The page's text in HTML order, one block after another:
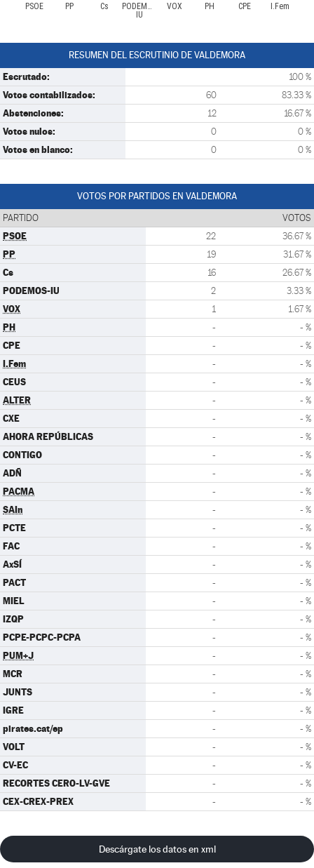
PSOE PP Cs
PODEMOS-
IU
VOX PH CPE I.Fem
RESUMEN DEL ESCRUTINIO DE VALDEMORA
Escrutado: 100 %
Votos contabilizados: 60 83.33 %
Abstenciones: 12 16.67 %
Votos nulos: 0 0 %
Votos en blanco: 0 0 %
VOTOS POR PARTIDOS EN VALDEMORA
PARTIDO VOTOS
PSOE 22 36.67 %
PP 19 31.67 %
Cs 16 26.67 %
PODEMOS-IU 2 3.33 %
VOX 1 1.67 %
PH - - %
CPE - - %
I.Fem - - %
CEUS - - %
ALTER - - %
CXE - - %
AHORA REPÚBLICAS - - %
CONTIGO - - %
ADÑ - - %
PACMA - - %
SAIn - - %
PCTE - - %
FAC - - %
AxSÍ - - %
PACT - - %
MIEL - - %
IZQP - - %
PCPE-PCPC-PCPA - - %
PUM+J - - %
MCR - - %
JUNTS - - %
IGRE - - %
pirates.cat/ep - - %
VOLT - - %
CV-EC - - %
RECORTES CERO-LV-GVE - - %
CEX-CREX-PREX - - %
Descárgate los datos en xml